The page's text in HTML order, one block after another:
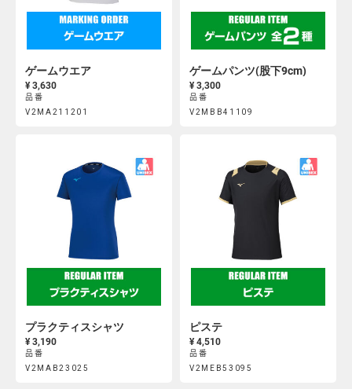
ゲームウエア
¥ 3,630
Product
Actions
品番
V2MA211201
ゲームパンツ(股下9cm)
¥ 3,300
Product
Actions
品番
V2MBB41109
プラクティスシャツ
¥ 3,190
Product
品番
V2MAB23025
ピステ
¥ 4,510
Product
品番
V2MEB53095